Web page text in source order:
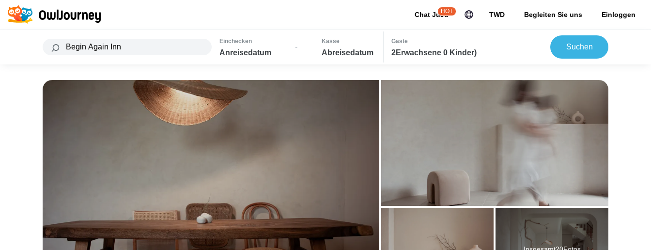
Chat JuJu
HOT TWD Begleiten Sie uns Einloggen
Einchecken
Anreisedatum
-
Kasse
Abreisedatum
Gäste
2Erwachsene 0 Kinder)
Suchen